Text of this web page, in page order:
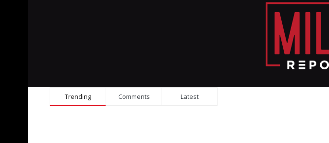
Trending Comments Latest